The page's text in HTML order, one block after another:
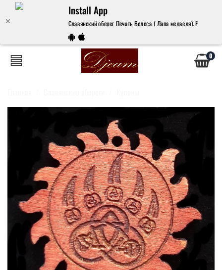
Install App
Славянский оберег Печать Велеса ( Лапа медведя). Размер
0